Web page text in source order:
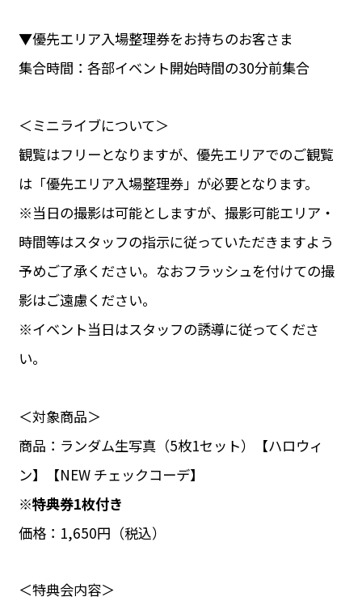
▼優先エリア入場整理券をお持ちのお客さま
集合時間：各部イベント開始時間の30分前集合
＜ミニライブについて＞
観覧はフリーとなりますが、優先エリアでのご観覧
は「優先エリア入場整理券」が必要となります。
※当日の撮影は可能としますが、撮影可能エリア・
時間等はスタッフの指示に従っていただきますよう
予めご了承ください。なおフラッシュを付けての撮
影はご遠慮ください。
※イベント当日はスタッフの誘導に従ってくださ
い。
＜対象商品＞
商品：ランダム生写真（5枚1セット）【ハロウィ
ン】【NEW チェックコーデ】
※特典券1枚付き
価格：1,650円（税込）
＜特典会内容＞